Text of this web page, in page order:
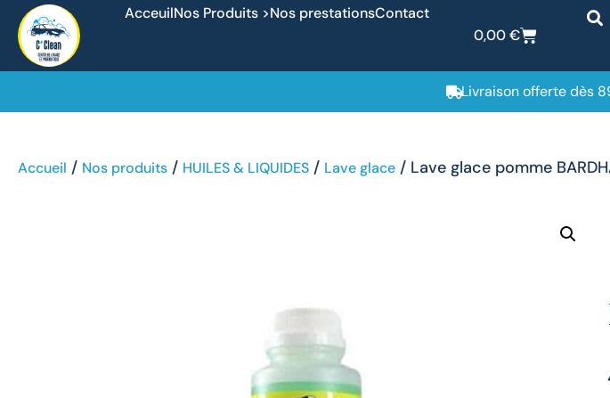
AcceuilNos Produits >Nos prestationsContact
0,00€
Livraison offerte dès
Accueil / Nos produits / HUILES & LIQUIDES / Lave glace / Lave glace pomme